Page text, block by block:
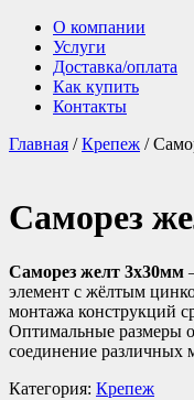
О компании
Услуги
Доставка/оплата
Как купить
Контакты
Главная /Крепеж /
Саморез
Саморез желт 3х30мм
элемент с жёлтым
монтажа конструкций
Оптимальные размеры
соединение различных
Категория: Крепеж